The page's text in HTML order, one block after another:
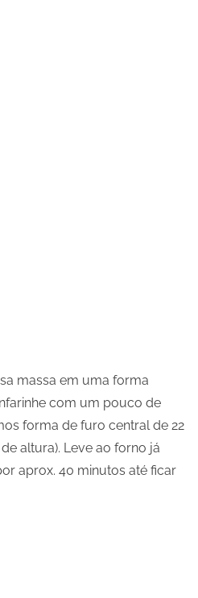
massa em uma forma
com um pouco de
forma de furo central de 22
altura). Leve ao forno já
aprox. 40 minutos até ficar